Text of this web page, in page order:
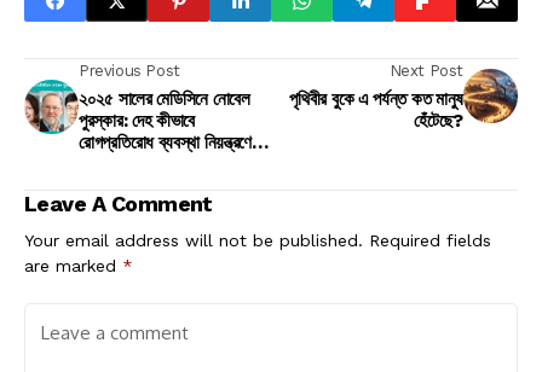
Previous Post
২০২৫ সালের মেডিসিনে নোবেল
পুরস্কার: দেহ কীভাবে
রোগপ্রতিরোধ ব্যবস্থা নিয়ন্ত্রণে
Next Post
পৃথিবীর বুকে এ পর্যন্ত কত মানুষ
হেঁটেছে?
Leave A Comment
Your email address will not be published. Required fields
are marked *